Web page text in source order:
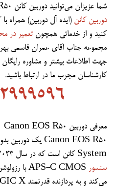
شما عزیزان می‌توانید دوربین کانن EOS R50 را از
دوربین کانن (ایده آل دوربین) همراه
کنید و از خدماتی همچونتعمیر در
مجموعه جناب آقای عمران قاسمی
جهت اطلاعات بیشتر و مشاوره
کارشناسان مجرب ما در ارتباط باشید.
معرفی دوربین Canon EOS R50
System کانن است که در سال 2023 معرفی شد. این دوربین از
سنسور